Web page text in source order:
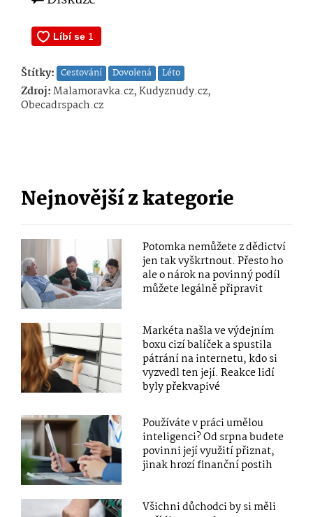
Štítky: Cestování Dovolená Léto
Zdroj:Malamoravka.cz, Kudyznudy.cz,
Obecadrspach.cz
Nejnovější z kategorie
Potomka nemůžete z dědictví
jen tak vyškrtnout. Přesto ho
ale o nárok na povinný podíl
můžete legálně připravit
Markéta našla ve výdejním
boxu cizí balíček a spustila
pátrání na internetu, kdo si
vyzvedl ten její. Reakce lidí
byly překvapivé
Používáte v práci umělou
inteligenci? Od srpna budete
povinni její využití přiznat,
jinak hrozí finanční postih
Všichni důchodci by si měli